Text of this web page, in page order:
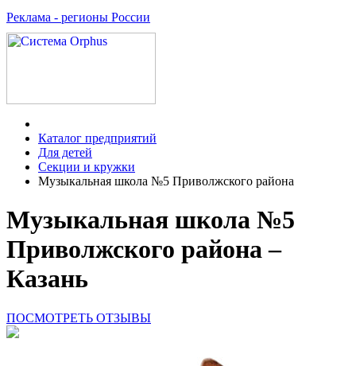
Реклама - регионы России
Каталог предприятий
Для детей
Секции и кружки
Музыкальная школа №5 Приволжского района
Музыкальная школа №5
Приволжского района –
Казань
ПОСМОТРЕТЬ ОТЗЫВЫ